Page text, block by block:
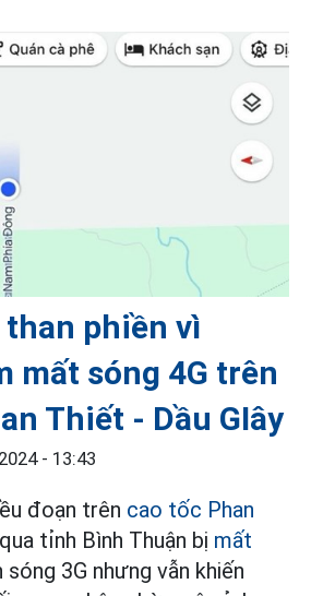
phiền vì
mất sóng 4G trên
Thiết - Dầu GIây
- 13:43
đoạn trên cao tốc Phan
tỉnh Bình Thuận bị mất
sóng 3G nhưng vẫn khiến